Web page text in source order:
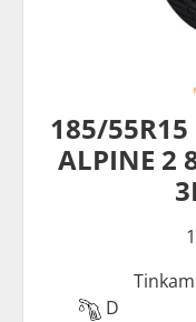
185/55R15
ALPINE 2
D